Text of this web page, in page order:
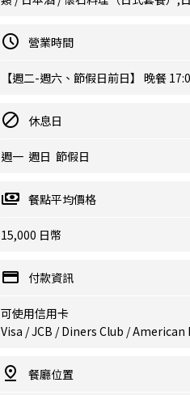
營業時間
【週二-週六、節假日前日】 晚餐
休息日
週一 週日 節假日
餐點平均價格
15,000 日幣
付款資訊
可使用信用卡
Visa / JCB / Diners Club / American
餐廳位置